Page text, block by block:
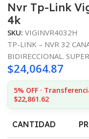
Nvr Tp-Link
4k
SKU: VIGINVR4032H
TP-LINK – NVR 32
BIDIRECCIONAL.
$24,064.87
5% OFF ·
$22,861.62
CANTIDAD